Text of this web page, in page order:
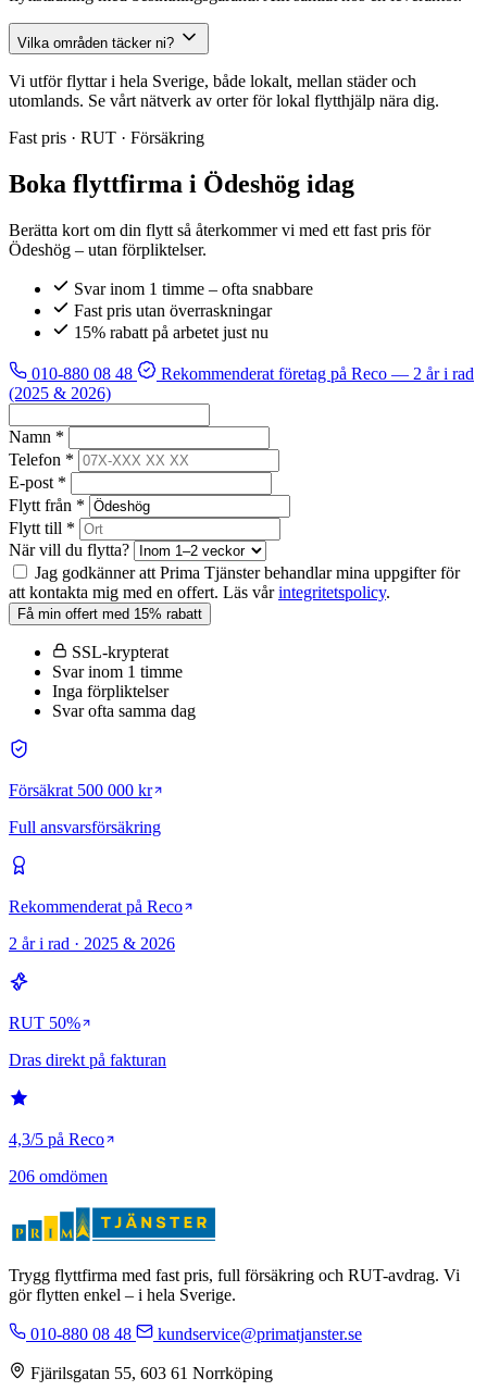
Vilka områden täcker ni?
Vi utför flyttar i hela Sverige, både lokalt, mellan städer och
utomlands. Se vårt nätverk av orter för lokal flytthjälp nära dig.
Fast pris · RUT · Försäkring
Boka flyttfirma i Ödeshög idag
Berätta kort om din flytt så återkommer vi med ett fast pris för
Ödeshög – utan förpliktelser.
Svar inom 1 timme – ofta snabbare
Fast pris utan överraskningar
15% rabatt på arbetet just nu
010-880 08 48 Rekommenderat företag på Reco — 2 år i rad
(2025 & 2026)
Namn *
Telefon *
E-post *
Flytt från *
Flytt till *
När vill du flytta?
Jag godkänner att Prima Tjänster behandlar mina uppgifter för
att kontakta mig med en offert. Läs vårintegritetspolicy.
Få min offert med 15% rabatt
SSL-krypterat
Svar inom 1 timme
Inga förpliktelser
Svar ofta samma dag
Försäkrat 500 000 kr
Full ansvarsförsäkring
Rekommenderat på Reco
2 år i rad · 2025 & 2026
RUT 50%
Dras direkt på fakturan
4,3/5 på Reco
206 omdömen
Trygg flyttfirma med fast pris, full försäkring och RUT-avdrag. Vi
gör flytten enkel – i hela Sverige.
010-880 08 48 kundservice@primatjanster.se
Fjärilsgatan 55, 603 61 Norrköping